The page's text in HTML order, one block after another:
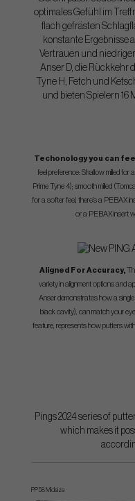
optimales Gefühl im
flach gefrästen
konstante Ergebnisse
Vertrauen und
Anser D, die Rückkehr
Tyne H, Fetch und
und bieten Spielern 16
Techonology you can
feel preference: Shallow milled for
Prime Tyne 4); smooth milled
for a softer feel, there’s a PEBAX
or a PEBAX insert
Aligned For Accuracy,
variety in alignment options and
Anser demonstrates how a single
black cavity), can match your
feature, represents how putters with
Pings 2024 series of
which makes it
PP58 Midsize